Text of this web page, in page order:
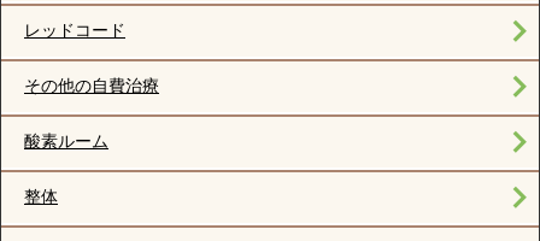
レッドコード
その他の自費治療
酸素ルーム
整体